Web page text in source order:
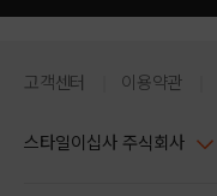
고객센터 이용약관
스타일이십사 주식회사